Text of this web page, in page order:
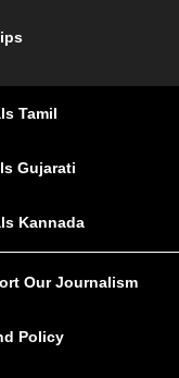
Tamil
Gujarati
Kannada
Our Journalism
Policy